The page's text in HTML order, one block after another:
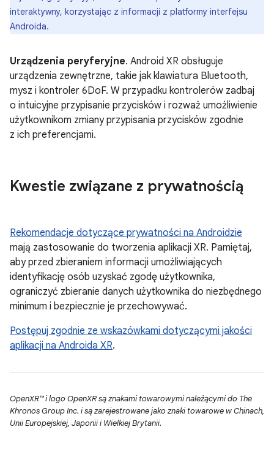
interaktywny, korzystając z informacji z platformy interfejsu
Androida.
Urządzenia peryferyjne. Android XR obsługuje
urządzenia zewnętrzne, takie jak klawiatura Bluetooth,
mysz i kontroler 6DoF. W przypadku kontrolerów zadbaj
o intuicyjne przypisanie przycisków i rozważ umożliwienie
użytkownikom zmiany przypisania przycisków zgodnie
z ich preferencjami.
Kwestie związane z prywatnością
Rekomendacje dotyczące prywatności na Androidzie
mają zastosowanie do tworzenia aplikacji XR. Pamiętaj,
aby przed zbieraniem informacji umożliwiających
identyfikację osób uzyskać zgodę użytkownika,
ograniczyć zbieranie danych użytkownika do niezbędnego
minimum i bezpiecznie je przechowywać.
Postępuj zgodnie ze wskazówkami dotyczącymi jakości
aplikacji na Androida XR.
OpenXR™ i logo OpenXR są znakami towarowymi należącymi do The
Khronos Group Inc. i są zarejestrowane jako znaki towarowe w Chinach,
Unii Europejskiej, Japonii i Wielkiej Brytanii.